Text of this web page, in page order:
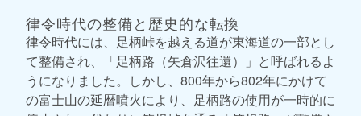
律令時代の整備と歴史的な転換
律令時代には、足柄峠を越える道が東海道の一部とし
て整備され、「足柄路（矢倉沢往還）」と呼ばれるよ
うになりました。しかし、800年から802年にかけて
の富士山の延暦噴火により、足柄路の使用が一時的に